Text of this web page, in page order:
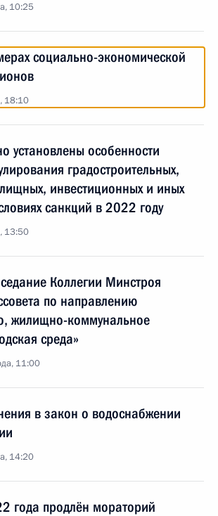
10:25
социально-экономической
18:10
установлены особенности
градостроительных,
инвестиционных и иных
санкций в 2022 году
13:50
Коллегии Минстроя
по направлению
жилищно-коммунальное
среда»
11:00
в закон о водоснабжении
14:20
года продлён мораторий